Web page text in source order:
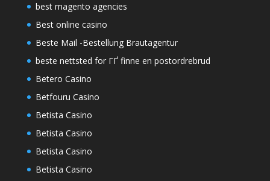
best magento agencies
Best online casino
Beste Mail -Bestellung Brautagentur
beste nettsted for ГҐ finne en postordrebrud
Betero Casino
Betfouru Casino
Betista Casino
Betista Casino
Betista Casino
Betista Casino